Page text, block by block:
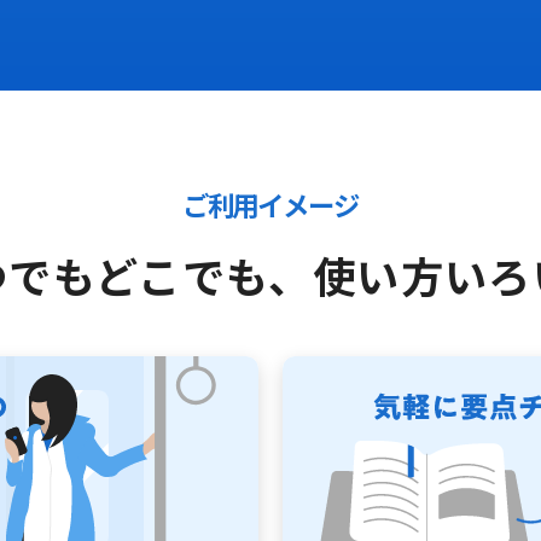
ご利用イメージ
もどこでも、 使い方い